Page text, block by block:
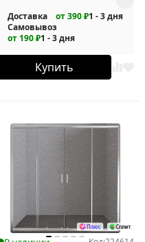
Доставка от 390 ₽1 - 3 дня
Самовывоз
от 190 ₽1 - 3 дня
Купить